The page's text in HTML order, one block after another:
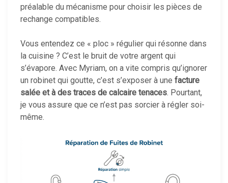
préalable du mécanisme pour choisir les pièces de
rechange compatibles.
Vous entendez ce « ploc » régulier qui résonne dans
la cuisine ? C’est le bruit de votre argent qui
s’évapore. Avec Myriam, on a vite compris qu’ignorer
un robinet qui goutte, c’est s’exposer à une facture
salée et à des traces de calcaire tenaces. Pourtant,
je vous assure que ce n’est pas sorcier à régler soi-
même.